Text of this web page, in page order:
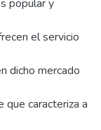
popular y
el servicio
dicho mercado
caracteriza a